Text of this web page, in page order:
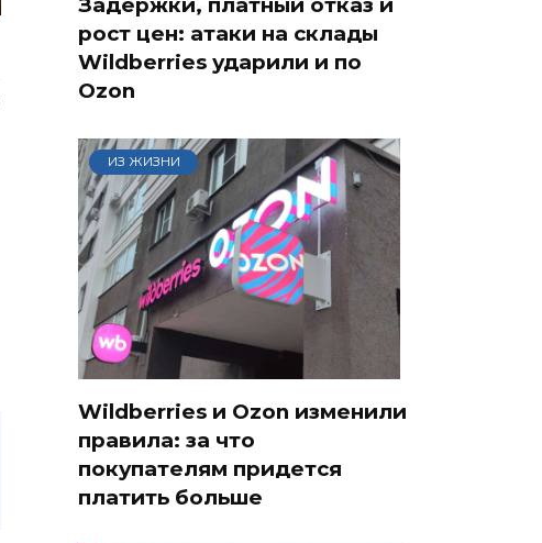
рост цен: атаки на склады
Wildberries ударили и по
Ozon
ИЗ ЖИЗНИ
Wildberries и Ozon изменили
правила: за что
покупателям придется
платить больше